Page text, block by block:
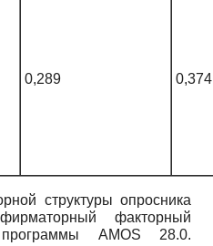
0,289 0,374
структуры опросника
факторный
AMOS 28.0.